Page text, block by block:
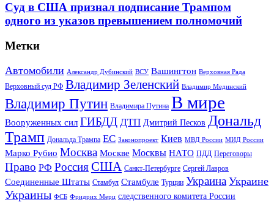
Суд в США признал подписание Трампом
одного из указов превышением полномочий
Метки
Автомобили Александр Дубинский ВСУ Вашингтон Верховная Рада
Верховный суд РФ Владимир Зеленский Владимир Мединский
Владимир Путин Владимира Путина В мире
Вооруженных сил ГИБДД ДТП Дмитрий Песков Дональд
Трамп Дональда Трампа ЕС Законопроект Киев МВД России МИД России
Марко Рубио Москва Москве Москвы НАТО ПДД Переговоры
Право РФ РоссияСША Санкт-Петербурге Сергей Лавров
Соединенные Штаты Стамбул Стамбуле Турции Украина Украине
Украины ФСБ Фридрих Мерц следственного комитета России